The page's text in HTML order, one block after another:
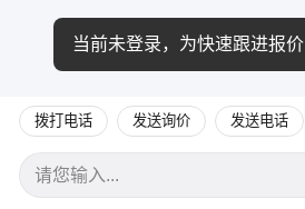
拨打电话 发送询价 发送电话
当前未登录，为快速跟进报价